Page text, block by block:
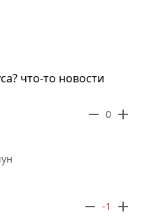
что-то новости
remove 0 add
remove -1 add